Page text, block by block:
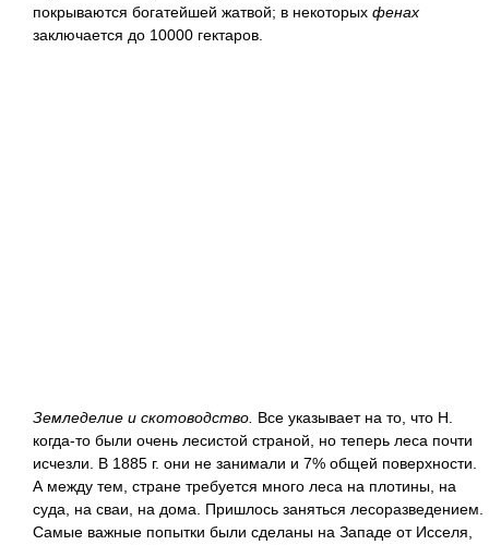
покрываются богатейшей жатвой; в некоторых фенах
заключается до 10000 гектаров.
Земледелие и скотоводство. Все указывает на то, что Н.
когда-то были очень лесистой страной, но теперь леса почти
исчезли. В 1885 г. они не занимали и 7% общей поверхности.
А между тем, стране требуется много леса на плотины, на
суда, на сваи, на дома. Пришлось заняться лесоразведением.
Самые важные попытки были сделаны на Западе от Исселя,